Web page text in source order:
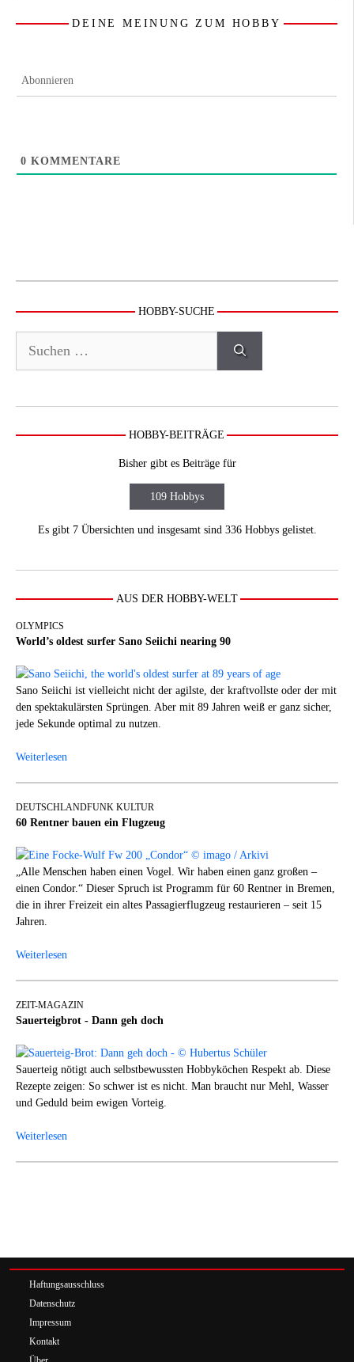
DEINE MEINUNG ZUM HOBBY
Abonnieren
0 KOMMENTARE
HOBBY-SUCHE
nach:
HOBBY-BEITRÄGE
Bisher gibt es Beiträge für
109 Hobbys
Es gibt 7 Übersichten und insgesamt sind 336 Hobbys gelistet.
AUS DER HOBBY-WELT
OLYMPICS
World’s oldest surfer Sano Seiichi nearing 90
Sano Seiichi ist vielleicht nicht der agilste, der kraftvollste oder der mit
den spektakulärsten Sprüngen. Aber mit 89 Jahren weiß er ganz sicher,
jede Sekunde optimal zu nutzen.
Weiterlesen
DEUTSCHLANDFUNK KULTUR
60 Rentner bauen ein Flugzeug
„Alle Menschen haben einen Vogel. Wir haben einen ganz großen –
einen Condor.“ Dieser Spruch ist Programm für 60 Rentner in Bremen,
die in ihrer Freizeit ein altes Passagierflugzeug restaurieren – seit 15
Jahren.
Weiterlesen
ZEIT-MAGAZIN
Sauerteigbrot - Dann geh doch
Sauerteig nötigt auch selbstbewussten Hobbyköchen Respekt ab. Diese
Rezepte zeigen: So schwer ist es nicht. Man braucht nur Mehl, Wasser
und Geduld beim ewigen Vorteig.
Weiterlesen
Haftungsausschluss
Datenschutz
Impressum
Kontakt